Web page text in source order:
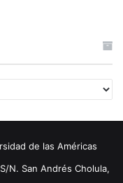
de las Américas
N. San Andrés Cholula,